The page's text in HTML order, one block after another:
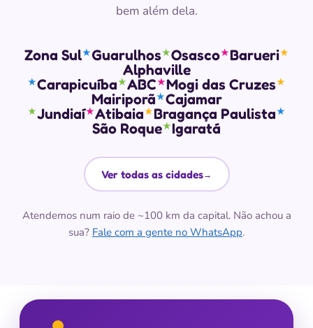
bem além dela.
Zona Sul★Guarulhos★Osasco★Barueri★
Alphaville
★Carapicuíba★ABC★Mogi das Cruzes★
Mairiporã★Cajamar
★Jundiaí★Atibaia★Bragança Paulista★
São Roque★Igaratá
Ver todas as cidades→
Atendemos num raio de ~100 km da capital. Não achou a
sua? Fale com a gente no WhatsApp.